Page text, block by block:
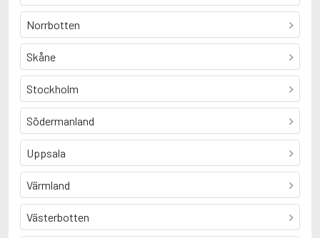
Norrbotten
Skåne
Stockholm
Södermanland
Uppsala
Värmland
Västerbotten